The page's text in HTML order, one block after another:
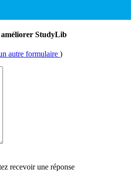
améliorer StudyLib
autre formulaire )
recevoir une réponse